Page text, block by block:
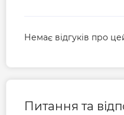
Немає відгуків про
Питання та